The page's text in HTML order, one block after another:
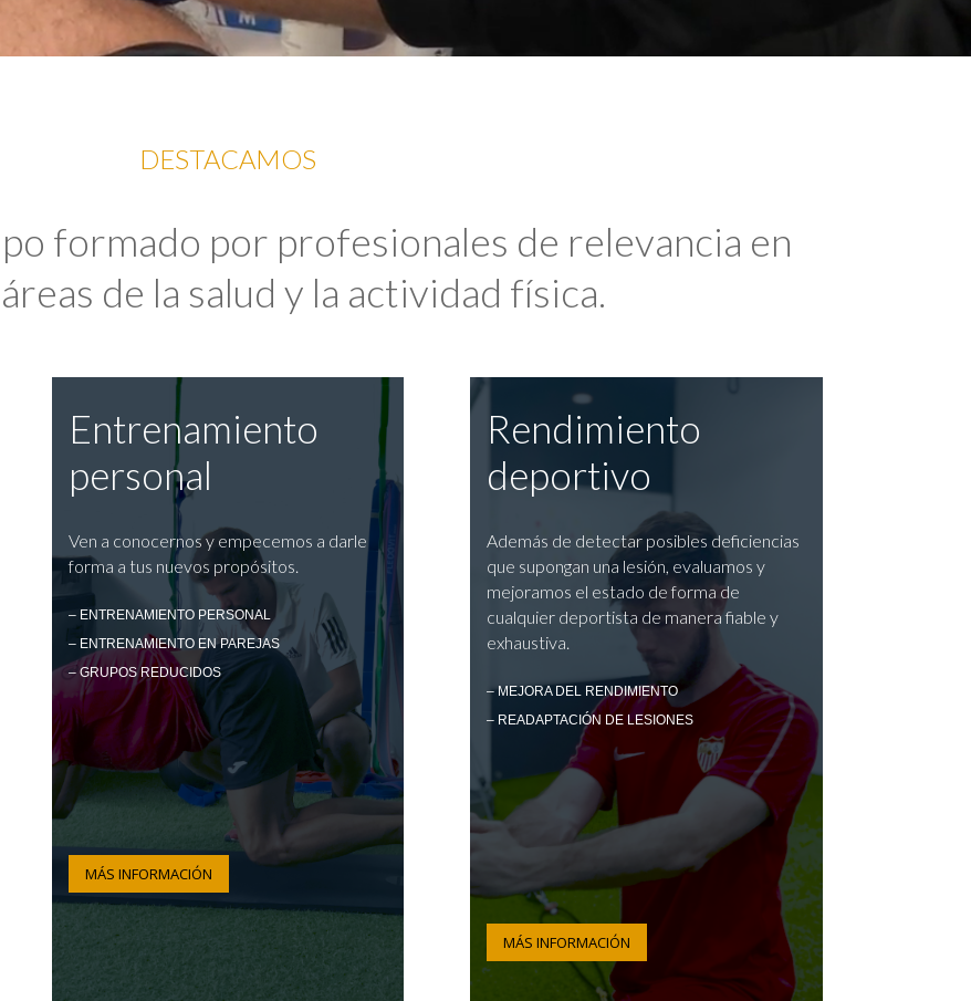
DESTACAMOS
formado por profesionales de relevancia en
de la salud y la actividad física.
Entrenamiento
personal
Ven a conocernos y empecemos a darle
forma a tus nuevos propósitos.
– ENTRENAMIENTO PERSONAL
– ENTRENAMIENTO EN PAREJAS
– GRUPOS REDUCIDOS
MÁS INFORMACIÓN
Rendimiento
deportivo
Además de detectar posibles deficiencias
que supongan una lesión, evaluamos y
mejoramos el estado de forma de
cualquier deportista de manera fiable y
exhaustiva.
– MEJORA DEL RENDIMIENTO
– READAPTACIÓN DE LESIONES
MÁS INFORMACIÓN